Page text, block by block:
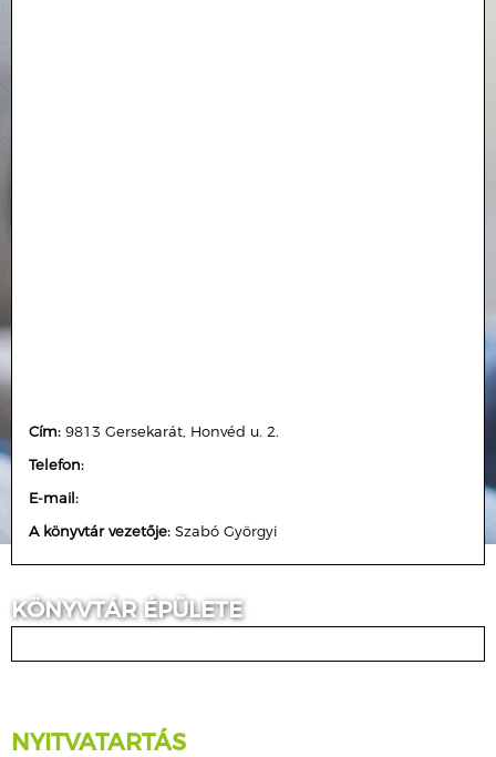
Cím: 9813 Gersekarát, Honvéd u. 2.
Telefon:
E-mail:
A könyvtár vezetője: Szabó Györgyi
KÖNYVTÁR ÉPÜLETE
NYITVATARTÁS